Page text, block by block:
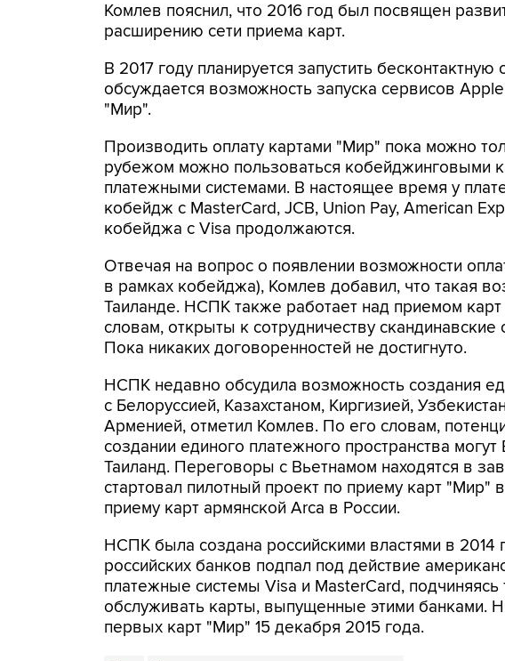
Комлев пояснил, что 2016 год был посвящен
расширению сети приема карт.
В 2017 году планируется запустить
обсуждается возможность запуска сервисов
"Мир".
Производить оплату картами "Мир" пока можно
рубежом можно пользоваться кобейджинговыми
платежными системами. В настоящее время у
кобейдж с MasterCard, JCB, Union Pay, American
кобейджа с Visa продолжаются.
Отвечая на вопрос о появлении возможности
в рамках кобейджа), Комлев добавил, что такая
Таиланде. НСПК также работает над приемом
словам, открыты к сотрудничеству
Пока никаких договоренностей не достигнуто.
НСПК недавно обсудила возможность создания
с Белоруссией, Казахстаном, Киргизией,
Арменией, отметил Комлев. По его словам,
создании единого платежного пространства
Таиланд. Переговоры с Вьетнамом находятся в
стартовал пилотный проект по приему карт "Мир"
приему карт армянской Arca в России.
НСПК была создана российскими властями в 2014
российских банков подпал под действие
платежные системы Visa и MasterCard,
обслуживать карты, выпущенные этими банками.
первых карт "Мир" 15 декабря 2015 года.